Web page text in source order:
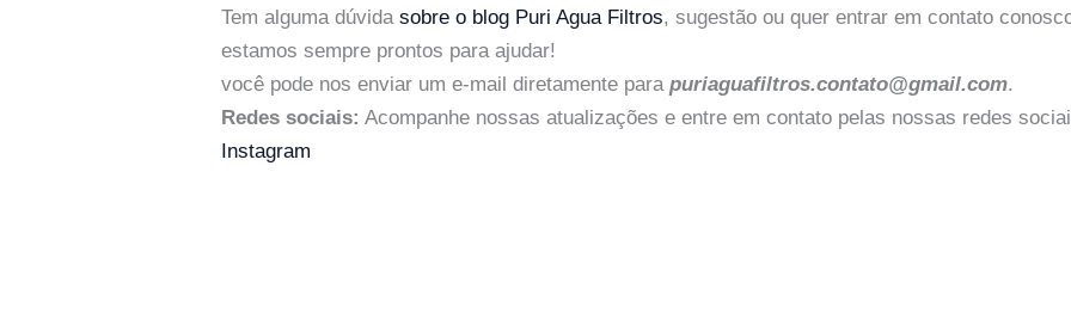
Tem alguma dúvidasobre o blog Puri Agua Filtros, sugestão ou quer entrar em contato
estamos sempre prontos para ajudar!
você pode nos enviar um e-mail diretamente parapuriaguafiltros.contato@gmail.com.
Redes sociais: Acompanhe nossas atualizações e entre em contato pelas nossas redes
Instagram